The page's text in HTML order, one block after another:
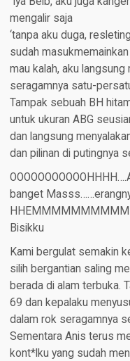
mengalir saja
‘tanpa aku duga,
sudah
mau kalah, aku
seragamnya satu-
Tampak sebuah BH
untuk ukuran ABG
dan langsung
dan pilinan di putingnya
banget
Bisikku
Kami bergulat semakin
silih bergantian saling
berada di alam terbuka.
69 dan kepalaku
dalam rok seragamnya
Sementara Anis terus
kont*lku yang sudah